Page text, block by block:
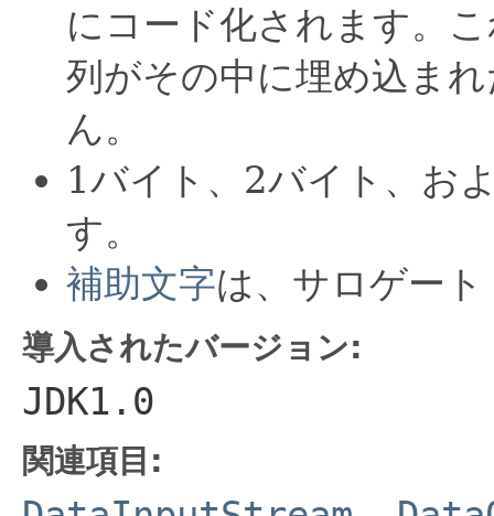
にコード化されます。
列がその中に埋め込ま
ん。
1バイト、2バイト、お
す。
補助文字は、サロゲー
導入されたバージョン:
JDK1.0
関連項目: